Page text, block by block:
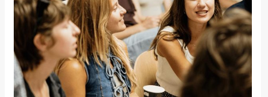
Lifestyle
Beauty
Fashion
Zdravlje